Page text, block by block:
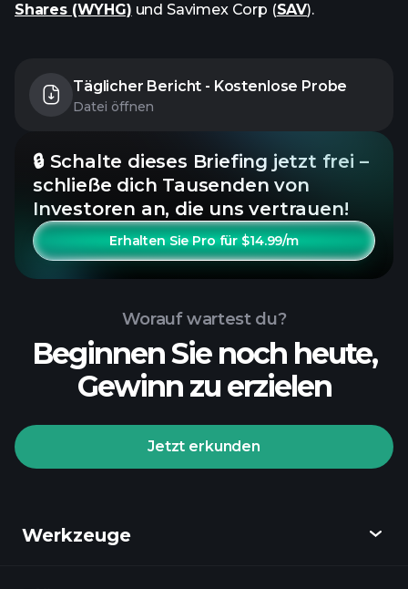
Shares (WYHG) und Savimex Corp (SAV).
Täglicher Bericht - Kostenlose Probe
Datei öffnen
🔒 Schalte dieses Briefing jetzt frei –
schließe dich Tausenden von
Investoren an, die uns vertrauen!
Erhalten Sie Pro für $14.99/m
Worauf wartest du?
Beginnen Sie noch heute,
Gewinn zu erzielen
Jetzt erkunden
Werkzeuge